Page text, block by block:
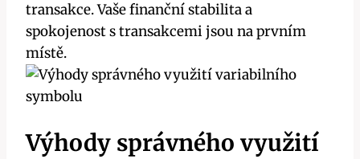
transakce. Vaše finanční stabilita a
spokojenost s transakcemi jsou na prvním
místě.
Výhody správného využití